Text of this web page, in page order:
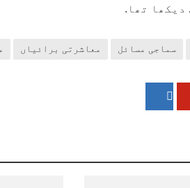
دیکھا تھا.
سماجی مسائل معاشرتی برائیاں